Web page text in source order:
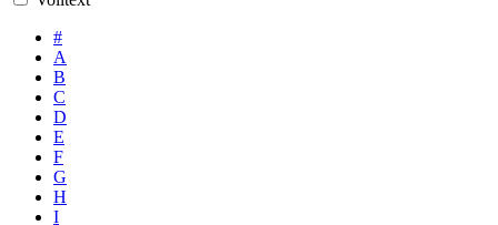
#
A
B
C
D
E
F
G
H
I